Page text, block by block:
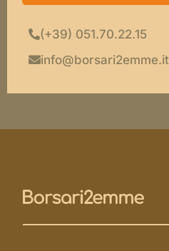
(+39) 051.70.22.15
info@borsari2emme.it